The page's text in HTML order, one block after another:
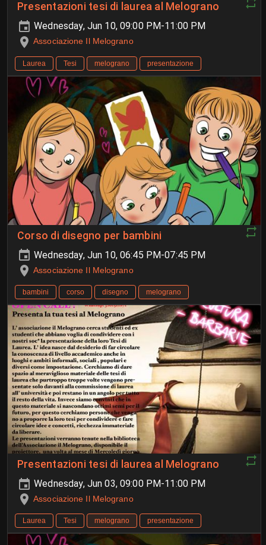
Presentazioni tesi di laurea al Melograno
Wednesday, Jun 10, 09:00 PM-11:00 PM
Associazione Il Melograno
Laurea Tesi melograno presentazione
Corso di disegno per bambini
Wednesday, Jun 10, 06:45 PM-07:45 PM
Associazione Il Melograno
bambini corso disegno melograno
Presentazioni tesi di laurea al Melograno
Wednesday, Jun 03, 09:00 PM-11:00 PM
Associazione Il Melograno
Laurea Tesi melograno presentazione